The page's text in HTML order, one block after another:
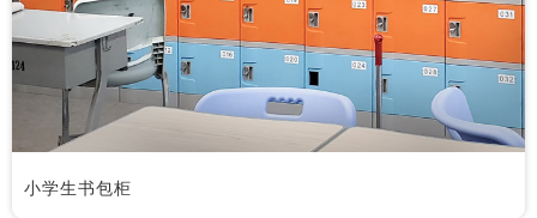
小学生书包柜